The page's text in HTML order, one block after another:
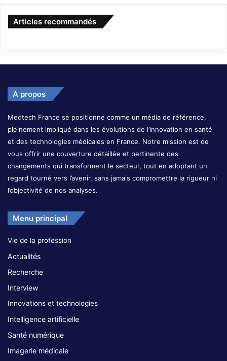
Articles recommandés
A propos
Medtech France se positionne comme un média de référence,
pleinement impliqué dans les évolutions de l’innovation en santé
et des technologies médicales en France. Notre mission est de
vous offrir une couverture détaillée et pertinente des
changements qui transforment le secteur, tout en adoptant un
regard tourné vers l’avenir, sans jamais compromettre la rigueur ni
l’objectivité de nos analyses.
Menu principal
Vie de la profession
Actualités
Recherche
Interview
Innovations et technologies
Intelligence artificielle
Santé numérique
Imagerie médicale